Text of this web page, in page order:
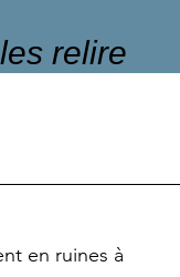
relire
en ruines à